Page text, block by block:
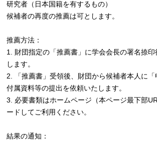
研究者（日本国籍を有するもの）
候補者の再度の推薦は可とします。
推薦方法：
1. 財団指定の「推薦書」に学会会長の署名捺
します。
2. 「推薦書」受領後、財団から候補者本人に
付属資料等の提出を依頼いたします。
3. 必要書類はホームページ（本ページ最下部
ードしてご利用ください。
結果の通知：